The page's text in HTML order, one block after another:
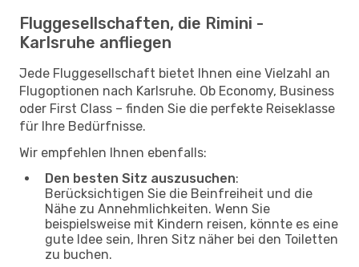
Fluggesellschaften, die Rimini -
Karlsruhe anfliegen
Jede Fluggesellschaft bietet Ihnen eine Vielzahl an
Flugoptionen nach Karlsruhe. Ob Economy, Business
oder First Class – finden Sie die perfekte Reiseklasse
für Ihre Bedürfnisse.
Wir empfehlen Ihnen ebenfalls:
Den besten Sitz auszusuchen:
Berücksichtigen Sie die Beinfreiheit und die
Nähe zu Annehmlichkeiten. Wenn Sie
beispielsweise mit Kindern reisen, könnte es eine
gute Idee sein, Ihren Sitz näher bei den Toiletten
zu buchen.